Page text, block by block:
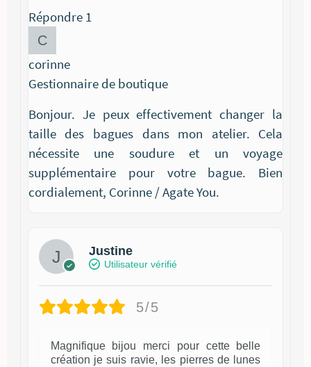
Répondre 1
corinne
Gestionnaire de boutique
Bonjour. Je peux effectivement changer la
taille des bagues dans mon atelier. Cela
nécessite une soudure et un voyage
supplémentaire pour votre bague. Bien
cordialement, Corinne / Agate You.
Justine
Utilisateur vérifié
5/5
Magnifique bijou merci pour cette belle
création je suis ravie, les pierres de lunes